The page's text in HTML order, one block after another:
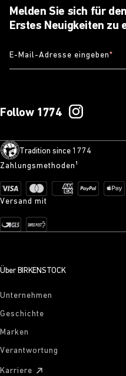
Melden Sie sich für
Erstes Neuigkeiten zu
E-Mail-Adresse eingeben*
Follow 1774
Tradition since 1774
Zahlungsmethoden¹
Versand mit
Über BIRKENSTOCK
Unternehmen
Geschichte
Marken
Verantwortung
Karriere